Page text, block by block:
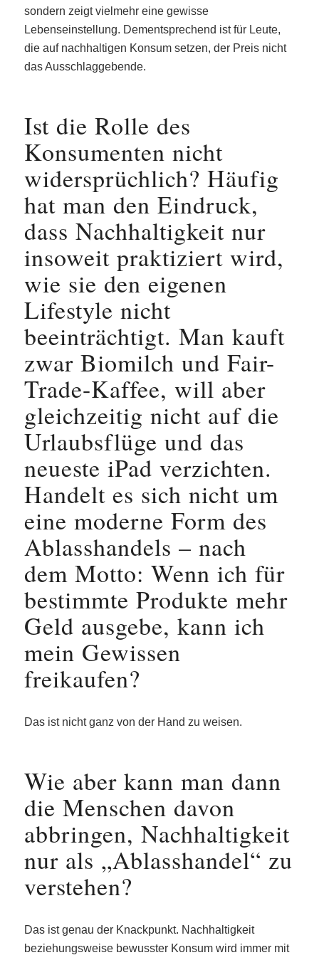
sondern zeigt vielmehr eine gewisse
Lebenseinstellung. Dementsprechend ist für Leute,
die auf nachhaltigen Konsum setzen, der Preis nicht
das Ausschlaggebende.
Ist die Rolle des
Konsumenten nicht
widersprüchlich? Häufig
hat man den Eindruck,
dass Nachhaltigkeit nur
insoweit praktiziert wird,
wie sie den eigenen
Lifestyle nicht
beeinträchtigt. Man kauft
zwar Biomilch und Fair-
Trade-Kaffee, will aber
gleichzeitig nicht auf die
Urlaubsflüge und das
neueste iPad verzichten.
Handelt es sich nicht um
eine moderne Form des
Ablasshandels – nach
dem Motto: Wenn ich für
bestimmte Produkte mehr
Geld ausgebe, kann ich
mein Gewissen
freikaufen?
Das ist nicht ganz von der Hand zu weisen.
Wie aber kann man dann
die Menschen davon
abbringen, Nachhaltigkeit
nur als „Ablasshandel“ zu
verstehen?
Das ist genau der Knackpunkt. Nachhaltigkeit
beziehungsweise bewusster Konsum wird immer mit